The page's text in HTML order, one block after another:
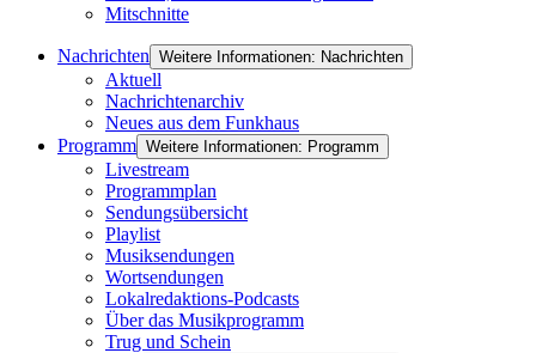
Mitschnitte
Nachrichten Weitere Informationen: Nachrichten
Aktuell
Nachrichtenarchiv
Neues aus dem Funkhaus
Programm Weitere Informationen: Programm
Livestream
Programmplan
Sendungsübersicht
Playlist
Musiksendungen
Wortsendungen
Lokalredaktions-Podcasts
Über das Musikprogramm
Trug und Schein